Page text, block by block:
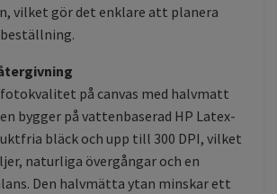
vilket gör det enklare att planera
på canvas med halvmatt
bygger på vattenbaserad HP Latex-
bläck och upp till 300 DPI, vilket
naturliga övergångar och en
Den halvmätta ytan minskar ett